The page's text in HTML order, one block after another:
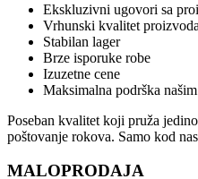
Ekskluzivni ugovori sa
Vrhunski kvalitet proizvoda
Stabilan lager
Brze isporuke robe
Izuzetne cene
Maksimalna podrška
Poseban kvalitet koji pruža
poštovanje rokova. Samo kod
MALOPRODAJA